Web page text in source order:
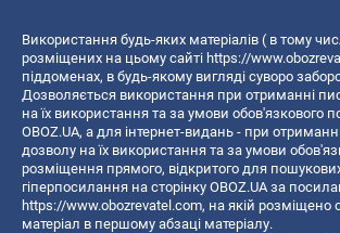
Використання будь-яких матеріалів ( в тому
розміщених на цьому сайті https://
піддоменах, в будь-якому вигляді суворо
Дозволяється використання при отриманні
на їх використання та за умови обов'язкового
OBOZ.UA, а для інтернет-видань - при
дозволу на їх використання та за умови
розміщення прямого, відкритого для
гіперпосилання на сторінку OBOZ.UA за
https://www.obozrevatel.com, на якій розміщено
матеріал в першому абзаці матеріалу.